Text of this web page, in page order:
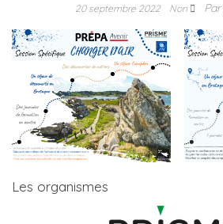
20 septembre 2022 Non Par
Les organismes